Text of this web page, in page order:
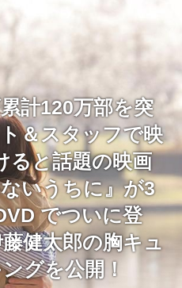
計120万部を突
＆スタッフで映
ると話題の映画
いうちに』が3
でついに登
健太郎の胸キュ
グを公開！